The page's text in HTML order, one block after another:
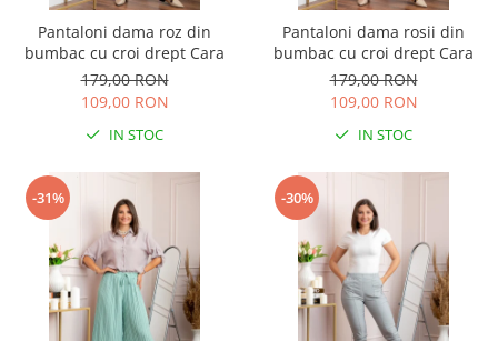
Pantaloni dama roz din
bumbac cu croi drept Cara
179,00 RON
109,00 RON
IN STOC
Pantaloni dama rosii din
bumbac cu croi drept Cara
179,00 RON
109,00 RON
IN STOC
-31% -30%